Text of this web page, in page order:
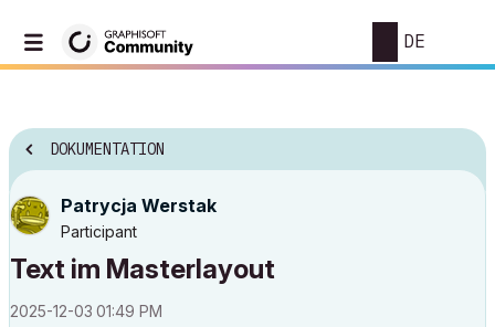
DE
DOKUMENTATION
Patrycja Werstak
Participant
Text im Masterlayout
‎2025-12-03 01:49 PM